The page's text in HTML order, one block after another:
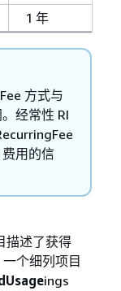
1 年
方式与
经常性 RI
用的信
描述了获得
个细列项目
ings